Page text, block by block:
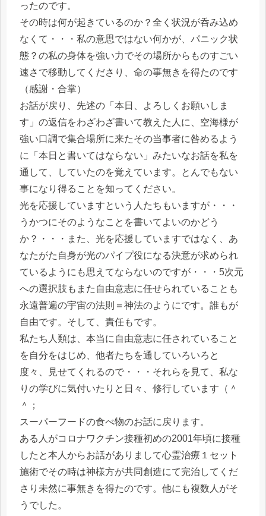
ったのです。
その時は何が起きているのか？全く状況が呑み込め
なくて・・・私の意思ではない何かが、パニック状
態？の私の身体を強い力でその場所からものすごい
速さで移動してくださり、命の事無きを得たのです
（感謝・合掌）
お話が戻り、先述の「本日、よろしくお願いしま
す」の返信をわざわざ書いて教えた人に、空海様が
強い口調で集合場所に来たその当事者に咎めるよう
に「本日と書いてはならない」みたいなお話を私を
通して、していたのを覚えています。とんでもない
事になり得ることを知ってください。
光を応援していますという人たちもいますが・・・
うかつにそのようなことを書いてよいのかどう
か？・・・また、光を応援していますではなく、あ
なたがた自身が光のパイプ役になる決意が求められ
ているようにも思えてならないのですが・・・5次元
への選択肢もまた自由意志に任せられていることも
永遠普遍の宇宙の法則＝神法のようにです。誰もが
自由です。そして、責任もです。
私たち人類は、本当に自由意志に任されていること
を自分をはじめ、他者たちを通していろいろと
度々、見せてくれるので・・・それらを見て、私な
りの学びに気付いたりと日々、修行しています（＾
＾；
スーパーフードの食べ物のお話に戻ります。
ある人がコロナワクチン接種初めの2001年頃に接種
したと本人からお話がありまして心霊治療１セット
施術でその時は神様方が共同創造にて完治してくだ
さり未然に事無きを得たのです。他にも複数人がそ
うでした。